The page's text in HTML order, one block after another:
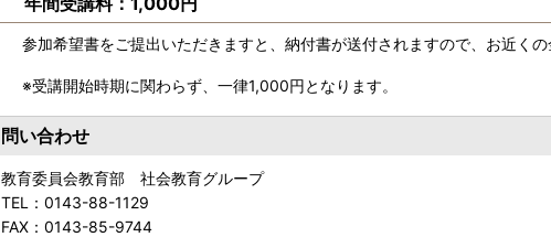
参加希望書をご提出いただきますと、納付書が送付されますので、お近くの
※受講開始時期に関わらず、一律1,000円となります。
問い合わせ
教育委員会教育部 社会教育グループ
TEL： 0143-88-1129
FAX： 0143-85-9744